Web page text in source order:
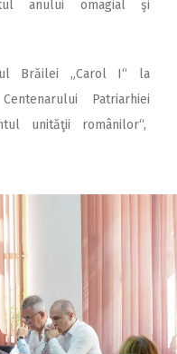
anului omagial şi
Brăilei „Carol I“ la
Patriarhiei
unităţii românilor“,